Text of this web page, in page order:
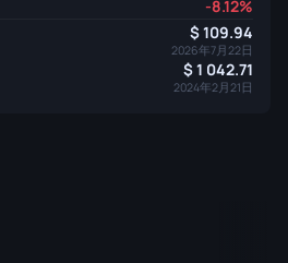
-8.12%
109.94
2026年7月22日
1 042.71
2024年2月21日